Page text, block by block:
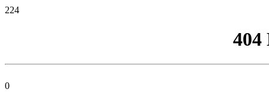
224
404
0